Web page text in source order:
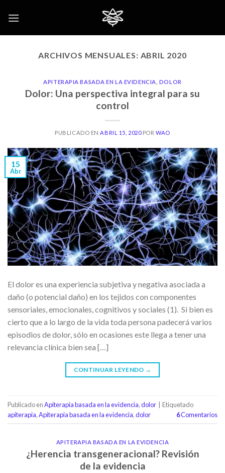
ARCHIVOS MENSUALES: ABRIL 2020
APITERAPIA BASADA EN LA EVIDENCIA DOLOR
Dolor: Una perspectiva integral para su
control
PUBLICADO EN ABRIL 15, 2020PORWAO
15
Abr
El dolor es una experiencia subjetiva y negativa asociada a
daño (o potencial daño) en los tejidos con componentes
sensoriales, emocionales, cognitivos y sociales (1). Si bien es
cierto que a lo largo de la vida toda persona padecerá varios
episodios de dolor, sólo en ocasiones este llega a tener una
relevancia clínica bien sea […]
CONTINUAR LEYENDO →
Publicado enApiterapia basada en la evidencia,dolor
Etiquetado
apiterapia,Apiterapia basada en la evidencia,dolor 6Comentarios
APITERAPIA BASADA EN LA EVIDENCIA
¿Herencia transgeneracional? Revisión
de la evidencia